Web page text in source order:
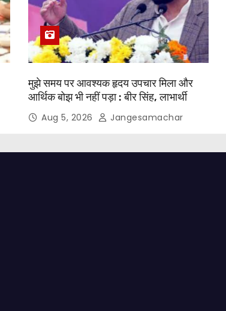
मुझे समय पर आवश्यक हृदय उपचार मिला और
आर्थिक बोझ भी नहीं पड़ा : बीर सिंह, लाभार्थी
Aug 5, 2026 Jangesamachar